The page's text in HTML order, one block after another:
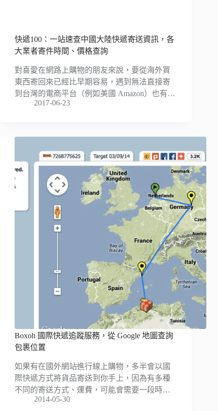
快遞100：一站速查中國大陸快遞寄送資訊，各
大業者寄件時間、價格查詢
對喜愛在網路上購物的朋友來說，要從海外買
東西寄回來已經比早期容易，遇到無法直接寄
到台灣的電商平台（例如美國 Amazon）也有…
2017-06-23
Boxoh 國際快遞追蹤服務，從 Google 地圖查詢
包裹位置
如果有在國外網站進行線上購物，多半會以國
際快遞方式將貨品寄送到你手上，因為有多種
不同的寄送方式、運費，可能會需要一段時…
2014-05-30